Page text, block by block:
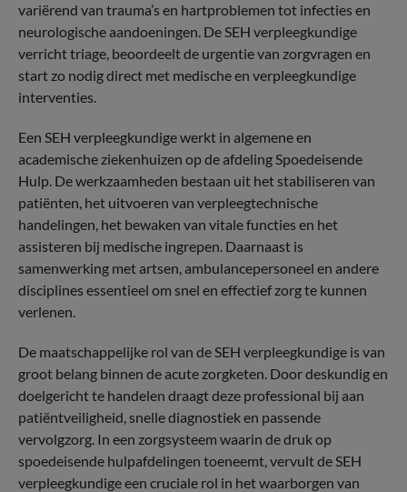
variërend van trauma’s en hartproblemen tot infecties en
neurologische aandoeningen. De SEH verpleegkundige
verricht triage, beoordeelt de urgentie van zorgvragen en
start zo nodig direct met medische en verpleegkundige
interventies.
Een SEH verpleegkundige werkt in algemene en
academische ziekenhuizen op de afdeling Spoedeisende
Hulp. De werkzaamheden bestaan uit het stabiliseren van
patiënten, het uitvoeren van verpleegtechnische
handelingen, het bewaken van vitale functies en het
assisteren bij medische ingrepen. Daarnaast is
samenwerking met artsen, ambulancepersoneel en andere
disciplines essentieel om snel en effectief zorg te kunnen
verlenen.
De maatschappelijke rol van de SEH verpleegkundige is van
groot belang binnen de acute zorgketen. Door deskundig en
doelgericht te handelen draagt deze professional bij aan
patiëntveiligheid, snelle diagnostiek en passende
vervolgzorg. In een zorgsysteem waarin de druk op
spoedeisende hulpafdelingen toeneemt, vervult de SEH
verpleegkundige een cruciale rol in het waarborgen van